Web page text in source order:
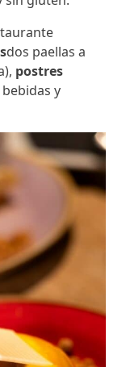
dos paellas a
postres
y